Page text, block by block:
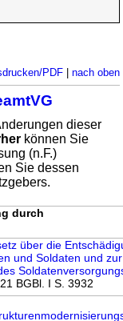
PDF| nach oben
dieser
können Sie
(n.F.)
Sie dessen
durch
über die
und Soldaten und zur
BGBl. I S. 3932